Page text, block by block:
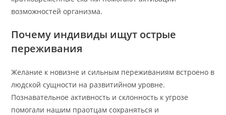
возможностей организма.
Почему индивиды ищут острые
переживания
Желание к новизне и сильным переживаниям встроено в
людской сущности на развитийном уровне.
Познавательное активность и склонность к угрозе
помогали нашим праотцам сохраняться и